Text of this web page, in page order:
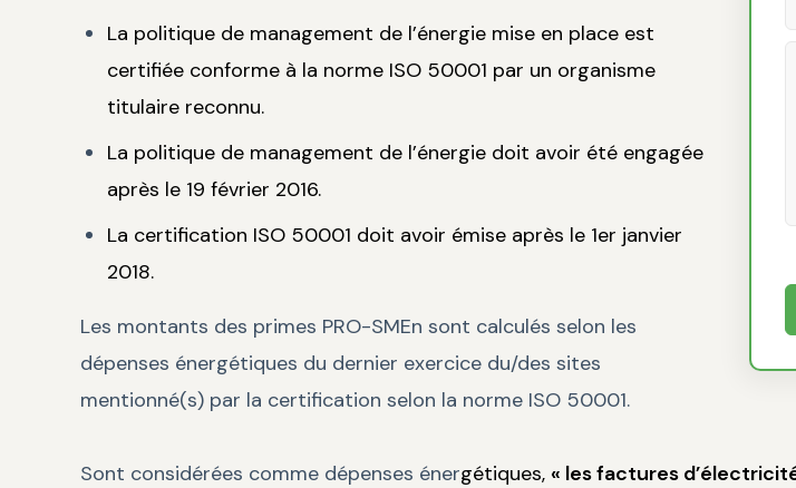
La politique de management de l’énergie mise en place est
certifiée conforme à la norme ISO 50001 par un organisme
titulaire reconnu.
La politique de management de l’énergie doit avoir été engagée
après le 19 février 2016.
La certification ISO 50001 doit avoir émise après le 1er janvier
2018.
Les montants des primes PRO-SMEn sont calculés selon les
dépenses énergétiques du dernier exercice du/des sites
mentionné(s) par la certification selon la norme ISO 50001.
Sont considérées comme dépenses énergétiques, « les factures